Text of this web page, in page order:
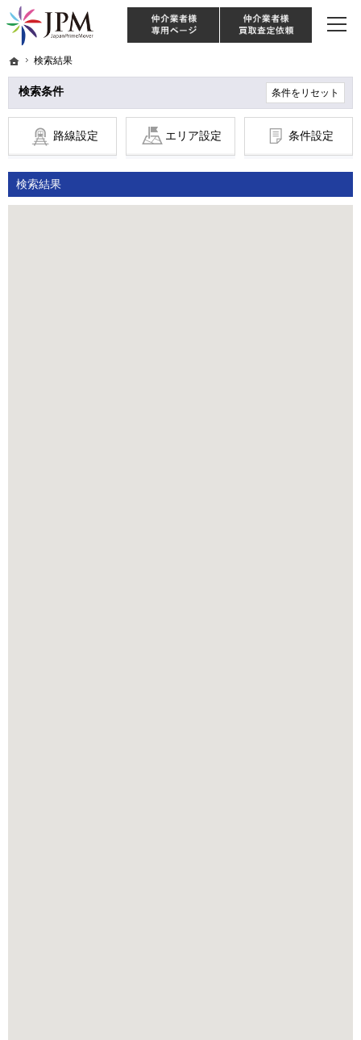
ホーム
検索結果
検索条件 条件をリセット
路線設定 エリア設定 条件設定
検索結果
東京・神奈川・埼玉・千葉のリノベーション住宅や中古マンションを手がける会
【物件買取強化中！】リノベーション住宅・不動産・中古マンションならJPM
ホーム
検索結果